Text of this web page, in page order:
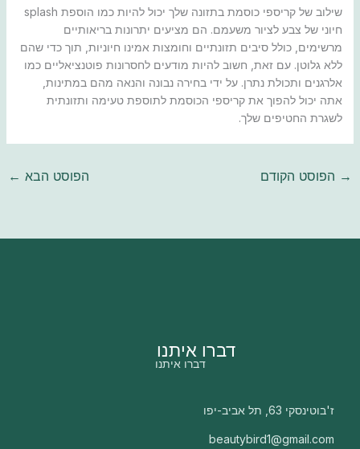
שילוב של קריספי כוסמת בתזונה שלך יכול להיות כמו הוספת splash
חיוני של צבע לציור משעמם. הם מציעים יתרונות בריאותיים
מרשימים, כולל סיבים תזונתיים וחומצות אמינו חיוניות, תוך כדי שהם
ללא גלוטן. עם זאת, חשוב להיות מודעים לחסרונות פוטנציאליים כמו
אלרגנים ותכולת נתרן. על ידי בחירה נבונה והנאה מהם במתינות,
אתה יכול להפוך את קריספי הכוסמת לתוספת טעימה ותזונתית
לשגרת החטיפים שלך.
→ הפוסט הקודם הפוסט הבא ←
דברו איתנו
דברו איתנו
ז'בוטינסקי 63, תל אביב-יפו
beautybird1@gmail.com